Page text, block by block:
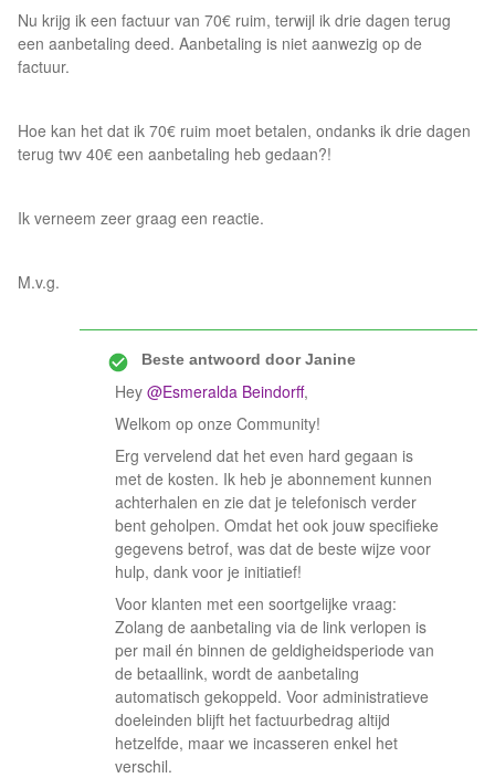
Nu krijg ik een factuur van 70€ ruim, terwijl ik drie dagen terug
een aanbetaling deed. Aanbetaling is niet aanwezig op de
factuur.
Hoe kan het dat ik 70€ ruim moet betalen, ondanks ik drie dagen
terug twv 40€ een aanbetaling heb gedaan?!
Ik verneem zeer graag een reactie.
M.v.g.
Beste antwoord doorJanine
Hey @Esmeralda Beindorff,
Welkom op onze Community!
Erg vervelend dat het even hard gegaan is
met de kosten. Ik heb je abonnement kunnen
achterhalen en zie dat je telefonisch verder
bent geholpen. Omdat het ook jouw specifieke
gegevens betrof, was dat de beste wijze voor
hulp, dank voor je initiatief!
Voor klanten met een soortgelijke vraag:
Zolang de aanbetaling via de link verlopen is
per mail én binnen de geldigheidsperiode van
de betaallink, wordt de aanbetaling
automatisch gekoppeld. Voor administratieve
doeleinden blijft het factuurbedrag altijd
hetzelfde, maar we incasseren enkel het
verschil.